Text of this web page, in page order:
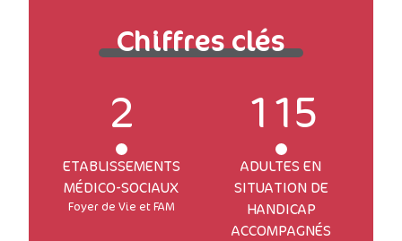
Chiffres clés
2
ETABLISSEMENTS
MÉDICO-SOCIAUX
Foyer de Vie et FAM
115
ADULTES EN
SITUATION DE
HANDICAP
ACCOMPAGNÉS